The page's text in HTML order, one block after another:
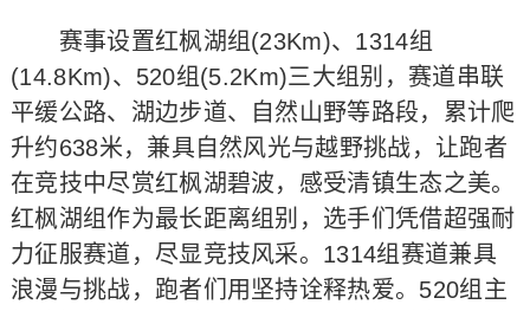
赛事设置红枫湖组(23Km)、1314组
(14.8Km)、520组(5.2Km)三大组别，赛道串联
平缓公路、湖边步道、自然山野等路段，累计爬
升约638米，兼具自然风光与越野挑战，让跑者
在竞技中尽赏红枫湖碧波，感受清镇生态之美。
红枫湖组作为最长距离组别，选手们凭借超强耐
力征服赛道，尽显竞技风采。1314组赛道兼具
浪漫与挑战，跑者们用坚持诠释热爱。520组主